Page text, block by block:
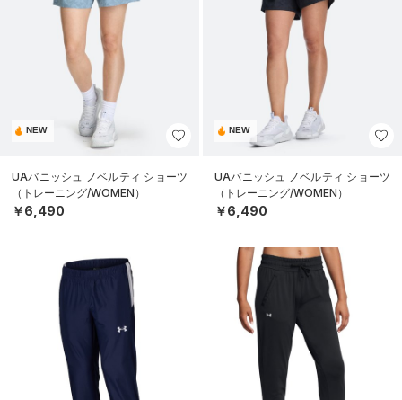
NEW
UAバニッシュ ノベルティ ショーツ
（トレーニング/WOMEN）
￥6,490
NEW
UAバニッシュ ノベルティ ショーツ
（トレーニング/WOMEN）
￥6,490